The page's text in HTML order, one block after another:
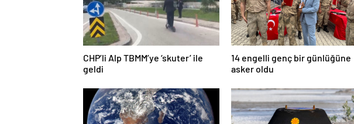
CHP’li Alp TBMM’ye ‘skuter’ ile
geldi
14 engelli genç bir günlüğüne
asker oldu